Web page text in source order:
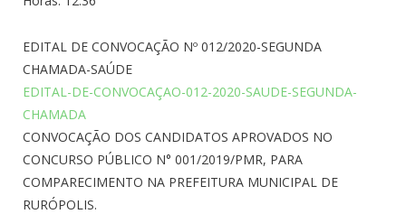
EDITAL DE CONVOCAÇÃO Nº 012/2020-SEGUNDA
CHAMADA-SAÚDE
EDITAL-DE-CONVOCAÇAO-012-2020-SAUDE-SEGUNDA-
CHAMADA
CONVOCAÇÃO DOS CANDIDATOS APROVADOS NO
CONCURSO PÚBLICO N° 001/2019/PMR, PARA
COMPARECIMENTO NA PREFEITURA MUNICIPAL DE
RURÓPOLIS.